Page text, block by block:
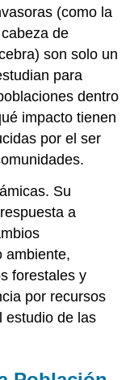
(como la
de
son solo un
para
dentro
impacto tienen
por el ser
Su
a
ambiente,
forestales y
por recursos
estudio de las